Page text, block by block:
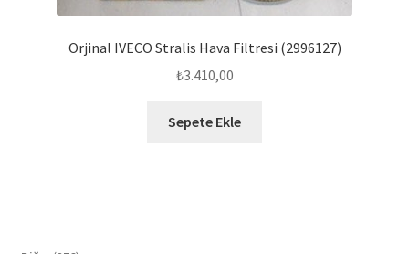
Orjinal IVECO Stralis Hava Filtresi (2996127)
₺3.410,00
Sepete Ekle